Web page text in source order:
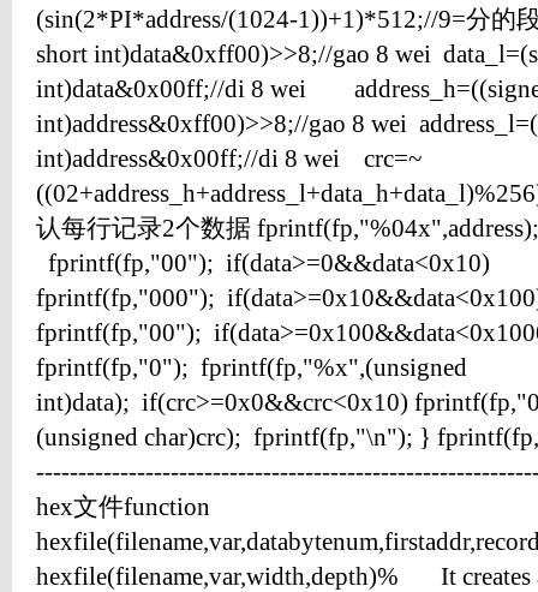
(sin(2*PI*address/(1024-1))+1)*512;//9=分
short int)data&0xff00)>>8;//gao 8 wei
int)data&0x00ff;//di 8 wei
int)address&0xff00)>>8;//gao 8 wei
int)address&0x00ff;//di 8 wei crc=~
认每行记录2个数据 fprintf(fp,"%04x",address);
fprintf(fp,"00"); if(data>=0&&data<0x10)
fprintf(fp,"000");
fprintf(fp,"00");
fprintf(fp,"0"); fprintf(fp,"%x",(unsigned
int)data); if(crc>=0x0&&crc<0x10)
(unsigned char)crc); fprintf(fp,"\n"); }
hex文件function
hexfile(filename,var,width,depth)% It creates